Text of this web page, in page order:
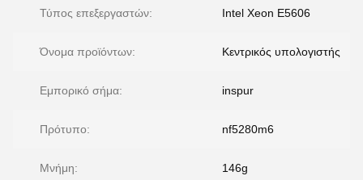
Τύπος επεξεργαστών: Intel Xeon E5606
Όνομα προϊόντων: Κεντρικός υπολογιστής
Εμπορικό σήμα: inspur
Πρότυπο: nf5280m6
Μνήμη: 146g